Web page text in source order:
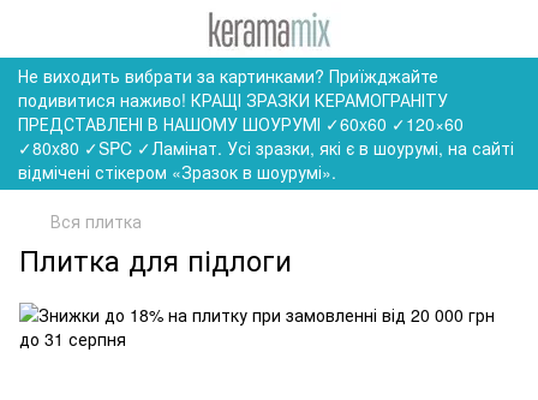
Не виходить вибрати за картинками? Приїжджайте
подивитися наживо! КРАЩІ ЗРАЗКИ КЕРАМОГРАНІТУ
ПРЕДСТАВЛЕНІ В НАШОМУ ШОУРУМІ ✓60x60 ✓120×60
✓80x80 ✓SPC ✓Ламінат. Усі зразки, які є в шоурумі, на сайті
відмічені стікером «Зразок в шоурумі».
Вся плитка
Плитка для підлоги